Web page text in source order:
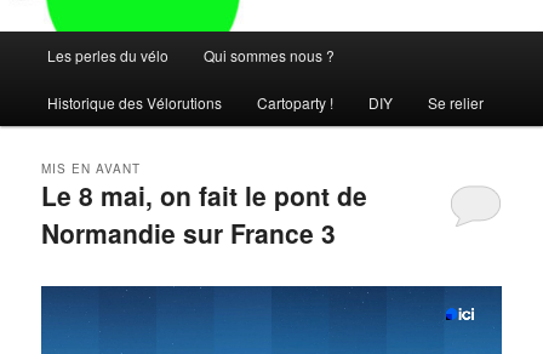
principal
Les perles du vélo Qui sommes nous ?
Historique des Vélorutions Cartoparty ! DIY Se relier
Le 8 mai, on fait le pont de
Normandie sur France 3
MIS EN AVANT